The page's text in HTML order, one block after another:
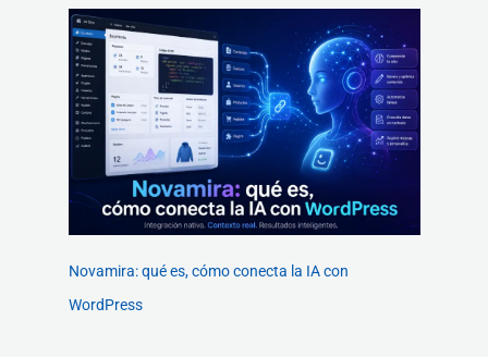
Novamira: qué es, cómo conecta la IA con
WordPress